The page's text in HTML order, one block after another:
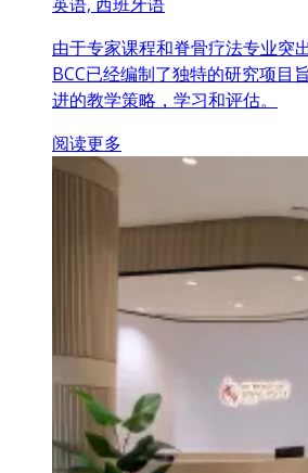
由于专家课程和脊骨疗法专业突
BCC已经编制了独特的研究项目
进的教学策略，学习和评估。
阅读更多